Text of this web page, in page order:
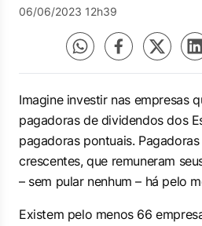
06/06/2023 12h39
Imagine investir nas empresas
pagadoras de dividendos dos
pagadoras pontuais.
crescentes, que remuneram
– sem pular nenhum – há pelo
Existem pelo menos 66